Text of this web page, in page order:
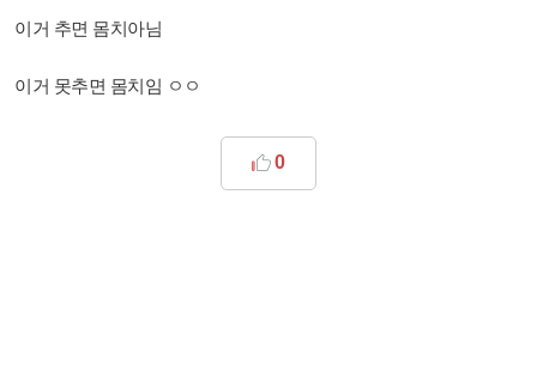
이거 추면 몸치아님
이거 못추면 몸치임 ㅇㅇ
0